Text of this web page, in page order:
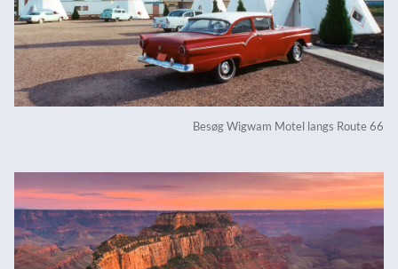
Besøg Wigwam Motel langs Route 66